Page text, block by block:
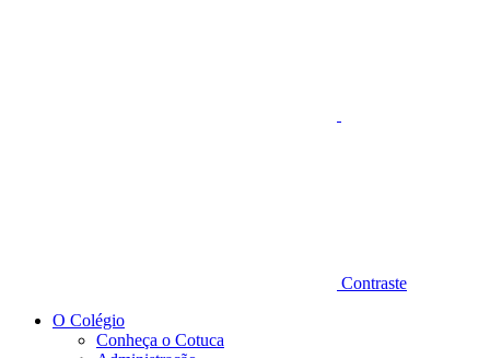
Contraste
O Colégio
Conheça o Cotuca